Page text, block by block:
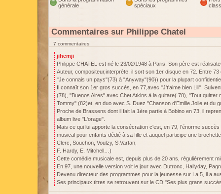
générale
spéciaux
Commentaires sur Philippe Chatel
7 commentaires
jihemji
Philippe CHATEL est né le 23/02/1948 à Paris. Son père est
Auteur, compositeur,interprète, il sort son 1er disque en 72. Entre
"Je connais un pays"(73) à "Anyway"(90)) pour la plupart
Il connaît son 1er gros succès, en 77,avec "J't'aime bien Lili".
(78), "Buenos Aires" avec Chet Atkins à la guitare( 78), "Tout quitter
Tommy" (82)et, en duo avec S. Duez "Chanson d'Emilie Jolie et du
Proche de Brassens dont il fait la 1ère partie à Bobino en 73, il
album live "L'orage".
Mais ce qui lui apporte la consécration c'est, en 79, l'énorme
musical pour enfants dédié à sa fille et auquel participe une
Clerc, Souchon, Voulzy, S.Vartan,
F. Hardy, E. Mitchell…)
Cette comédie musicale est, depuis plus de 20 ans, régulièrement
En 97, une nouvelle version voit le jour avec Dutronc, Hallyday,
Devenu directeur des programmes pour la jeunesse sur La 5, il a
Ses principaux titres se retrouvent sur le CD "Ses plus grans